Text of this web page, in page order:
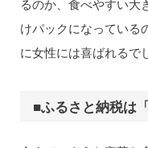
るのか、食べやすい大
けパックになっている
に女性には喜ばれるで
■ふるさと納税は